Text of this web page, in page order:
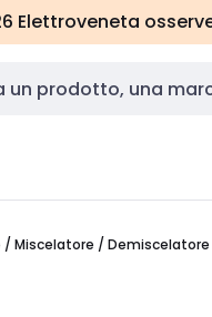
Elettroveneta
/ Miscelatore / Demiscelatore